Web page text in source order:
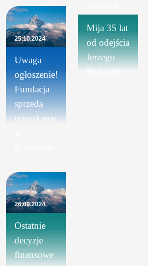
25.10.2024
Uwaga
ogłoszenie!
Fundacja
sprzeda
mieszkanie
Mija 35 lat
od odejścia
Jerzego
Kukuczki
26.09.2024
Ostatnie
decyzje
finansowe